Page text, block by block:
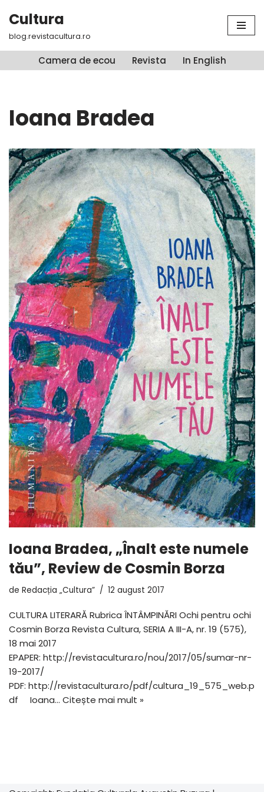
Sari
conținut
Cultura
blog.revistacultura.ro
Camera de ecou Revista In English
Ioana Bradea
Ioana Bradea, „Înalt este numele
tău”, Review de Cosmin Borza
de Redacția „Cultura” 12 august 2017
CULTURA LITERARĂ Rubrica ÎNTÂMPINĂRI Ochi pentru ochi
Cosmin Borza Revista Cultura, SERIA A III-A, nr. 19 (575),
18 mai 2017
EPAPER: http://revistacultura.ro/nou/2017/05/sumar-nr-
19-2017/
PDF: http://revistacultura.ro/pdf/cultura_19_575_web.p
df Ioana… Citește mai mult »